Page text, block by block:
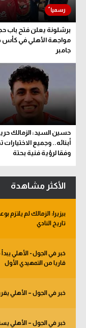
برشلونة يعلن فتح باب
مواجهة الأهلي في كأس
جامبر
حسين السيد: الزمالك
أبنائه.. وجميع
وفقا لرؤية فنية بحتة
الأكثر مشاهدة
بيزيرا: الزمالك لم
تاريخ النادي
قاريا من التمهيدي الأول
خبر في الجول – الأهلي
خبر في الجول – الأهلي